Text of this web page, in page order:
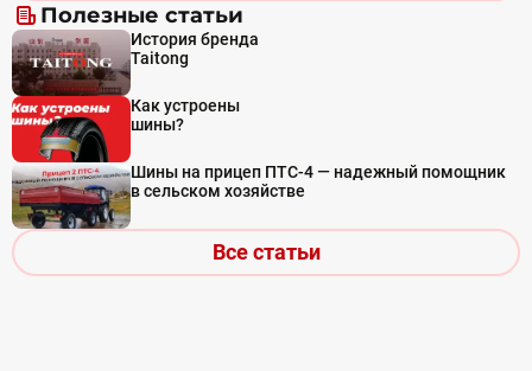
Полезные статьи
История бренда
Taitong
Как устроены
шины?
Шины на прицеп ПТС-4 — надежный помощник
в сельском хозяйстве
Все статьи